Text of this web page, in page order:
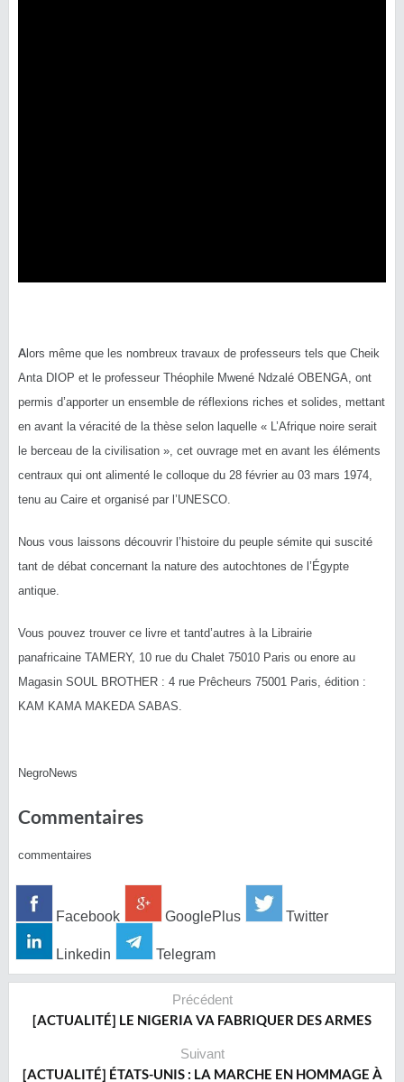
A lors même que les nombreux travaux de professeurs tels que Cheik
Anta DIOP et le professeur Théophile Mwené Ndzalé OBENGA, ont
permis d’apporter un ensemble de réflexions riches et solides, mettant
en avant la véracité de la thèse selon laquelle « L’Afrique noire serait
le berceau de la civilisation », cet ouvrage met en avant les éléments
centraux qui ont alimenté le colloque du 28 février au 03 mars 1974,
tenu au Caire et organisé par l’UNESCO.
Nous vous laissons découvrir l’histoire du peuple sémite qui suscité
tant de débat concernant la nature des autochtones de l’Égypte
antique.
Vous pouvez trouver ce livre et tantd’autres à la Librairie
panafricaine TAMERY, 10 rue du Chalet 75010 Paris ou enore au
Magasin SOUL BROTHER : 4 rue Prêcheurs 75001 Paris, édition :
KAM KAMA MAKEDA SABAS.
NegroNews
Commentaires
commentaires
Facebook GooglePlus Twitter
Linkedin Telegram
Précédent
[ACTUALITÉ] LE NIGERIA VA FABRIQUER DES ARMES
Suivant
[ACTUALITÉ] ÉTATS-UNIS : LA MARCHE EN HOMMAGE À